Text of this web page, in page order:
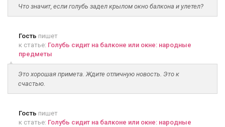
Что значит, если голубь задел крылом окно балкона и улетел?
Гость пишет
к статье: Голубь сидит на балконе или окне: народные
предметы
Это хорошая примета. Ждите отличную новость. Это к
счастью.
Гость пишет
к статье: Голубь сидит на балконе или окне: народные